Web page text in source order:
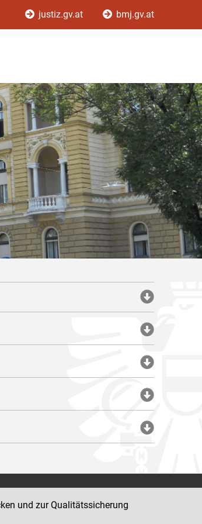
justiz.gv.at bmj.gv.at
und zur Qualitätssicherung